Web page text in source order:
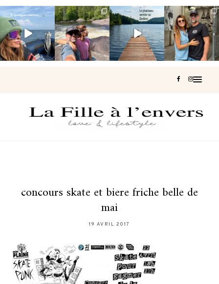
Voir une baleine
en photo, c’est
impressionnant
🐋...
Les Laurentides,
le Québec
version nature.
...
Et si je te disais
qu’il existe un
sentier où tu...
125 37
Montréal, une
très belle
surprise 🇨🇦
441
concours skate et biere friche belle de
mai
19 AVRIL 2017